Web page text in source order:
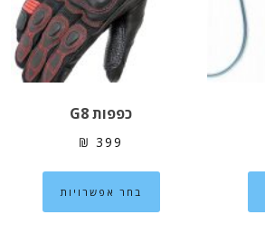
בעמוד
המוצר
בעמוד
המוצר
כפפות G8
₪ 399
בחר אפשרויות
למוצר